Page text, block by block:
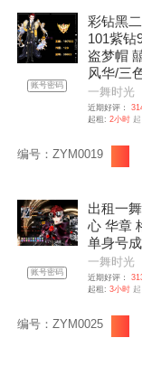
账号密码
彩钻黑
101紫钻
盗梦帽
风华/三
一舞时光
近期好评：
起租: 2小时 起
编号：ZYM0019
账号密码
出租一
心 华章
单身号
一舞时光
近期好评：
起租: 3小时 起
编号：ZYM0025